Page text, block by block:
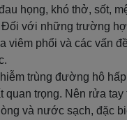
họng, khó thở, sốt,
Đối với những trường
viêm phổi và các vấn
trùng đường hô
quan trọng. Nên rửa
và nước sạch, đặc